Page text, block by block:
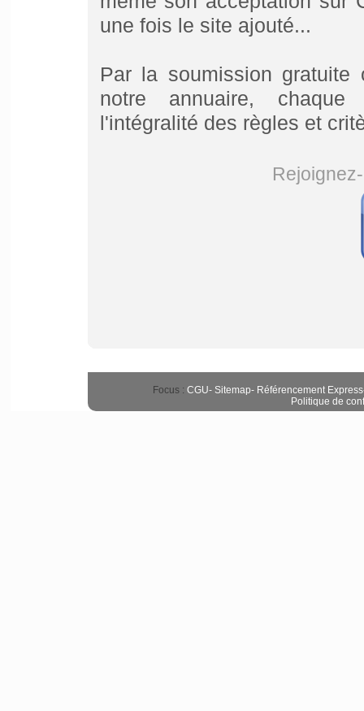
une fois le site ajouté...
Par la soumission
notre annuaire, chaque
l'intégralité des règles et
Focus : CGU- Sitemap- Référencement Express
Politique de